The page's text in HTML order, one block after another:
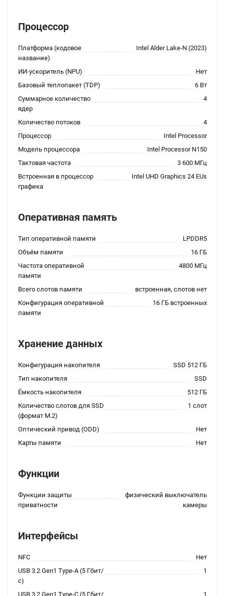
Процессор
Платформа (кодовое
название)
Intel Alder Lake-N (2023)
ИИ-ускоритель (NPU)
Нет
Базовый теплопакет (TDP)
6 Вт
Суммарное количество
ядер
4
Количество потоков
4
Процессор
Intel Processor
Модель процессора
Intel Processor N150
Тактовая частота
3 600 МГц
Встроенная в процессор
графика
Intel UHD Graphics 24 EUs
Оперативная память
Тип оперативной памяти
LPDDR5
Объём памяти
16 ГБ
Частота оперативной
памяти
4800 МГц
Всего слотов памяти
встроенная, слотов нет
Конфигурация оперативной
памяти
16 ГБ встроенных
Хранение данных
Конфигурация накопителя
SSD 512 ГБ
Тип накопителя
SSD
Ёмкость накопителя
512 ГБ
Количество слотов для SSD
(формат M.2)
1 слот
Оптический привод (ODD)
Нет
Карты памяти
Нет
Функции
Функции защиты
приватности
физический выключатель
камеры
Интерфейсы
NFC
Нет
USB 3.2 Gen1 Type-A (5 Гбит/
с)
1
USB 3.2 Gen1 Type-C (5 Гбит/ 1